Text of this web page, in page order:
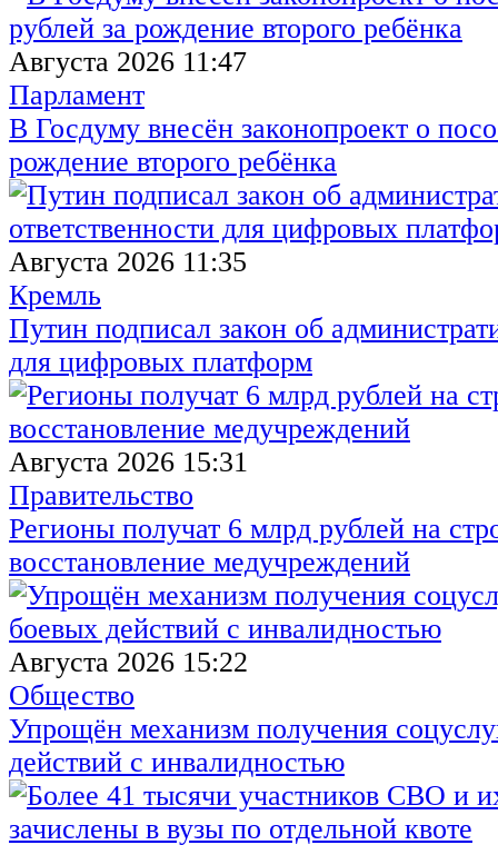
Августа 2026 11:47
Парламент
В Госдуму внесён законопроект о
рождение второго ребёнка
Августа 2026 11:35
Кремль
Путин подписал закон об
для цифровых платформ
Августа 2026 15:31
Правительство
Регионы получат 6 млрд рублей на
восстановление медучреждений
Августа 2026 15:22
Общество
Упрощён механизм получения
действий с инвалидностью